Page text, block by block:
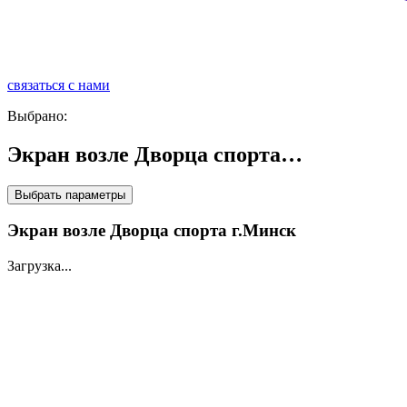
связаться с нами
Выбрано:
Экран возле Дворца спорта…
Выбрать параметры
Экран возле Дворца спорта г.Минск
Загрузка...